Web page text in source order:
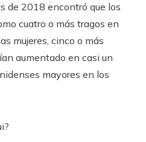
de 2018 encontró que los
cuatro o más tragos en
mujeres, cinco o más
aumentado en casi un
mayores en los